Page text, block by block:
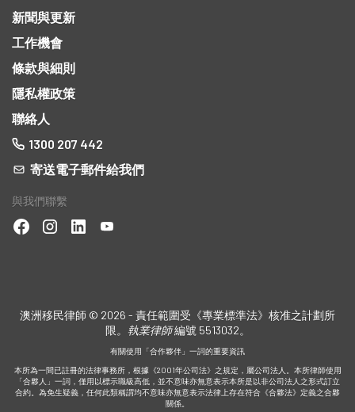
新聞與更新
工作機會
條款與細則
隱私權政策
聯絡人
1300 207 442
寄送電子郵件給我們
與我們聯繫
澳洲移民律師 © 2026 - 責任範圍受《專業標準法》核准之計劃所
限。執業律師編號 5513032。
有關使用「合作夥伴」一詞的重要資訊
本所為一間已註冊的法律事務所，根據《2001年公司法》之規定，屬公司法人。本所律師使用
「合夥人」一詞，僅用以標示職級高低，並不意味亦無意表示本所是以非公司法人之形式訂立
合約。為免生疑義，任何此類稱謂均不意味亦無意表示法律上存在符合《合夥法》定義之合夥
關係。